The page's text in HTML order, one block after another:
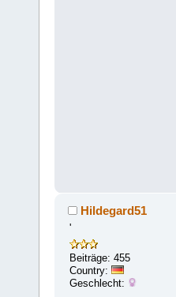
Hildegard51
'
Beiträge: 455
Country:
Geschlecht: